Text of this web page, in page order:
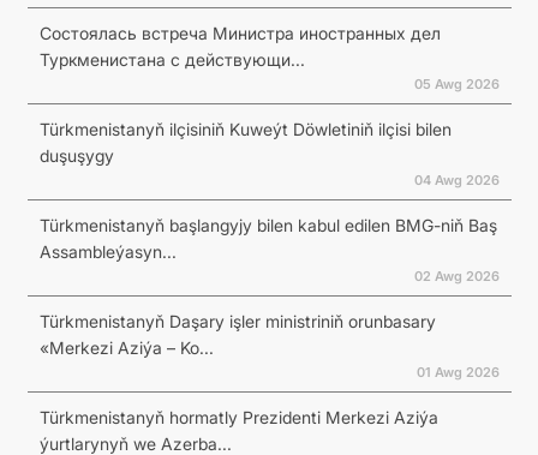
Состоялась встреча Министра иностранных дел
Туркменистана с действующи...
05 Awg 2026
Türkmenistanyň ilçisiniň Kuweýt Döwletiniň ilçisi bilen
duşuşygy
04 Awg 2026
Türkmenistanyň başlangyjy bilen kabul edilen BMG-niň Baş
Assambleýasyn...
02 Awg 2026
Türkmenistanyň Daşary işler ministriniň orunbasary
«Merkezi Aziýa – Ko...
01 Awg 2026
Türkmenistanyň hormatly Prezidenti Merkezi Aziýa
ýurtlarynyň we Azerba...